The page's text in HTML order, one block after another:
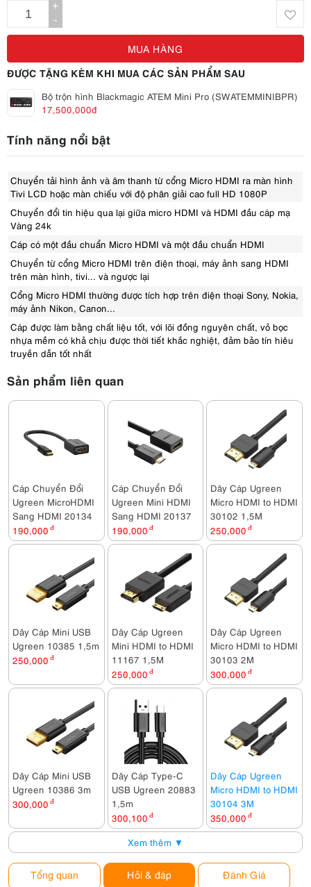
+
-
MUA HÀNG
ĐƯỢC TẶNG KÈM KHI MUA CÁC SẢN PHẨM SAU
Bộ trộn hình Blackmagic ATEM Mini Pro (SWATEMMINIBPR)
17,500,000đ
Tính năng nổi bật
Chuyển tải hình ảnh và âm thanh từ cổng Micro HDMI ra màn hình
Tivi LCD hoặc màn chiếu với độ phân giải cao full HD 1080P
Chuyển đổi tin hiệu qua lại giữa micro HDMI và HDMI đầu cáp mạ
Vàng 24k
Cáp có một đầu chuẩn Micro HDMI và một đầu chuẩn HDMI
Chuyển từ cổng Micro HDMI trên điện thoại, máy ảnh sang HDMI
trên màn hình, tivi... và ngược lại
Cổng Micro HDMI thường được tích hợp trên điện thoại Sony, Nokia,
máy ảnh Nikon, Canon...
Cáp được làm bằng chất liệu tốt, với lõi đồng nguyên chất, vỏ bọc
nhựa mềm có khả chịu được thời tiết khắc nghiệt, đảm bảo tín hiêu
truyền dẫn tốt nhất
Sản phẩm liên quan
Cáp Chuyển Đổi
Ugreen MicroHDMI
Sang HDMI 20134
190,000 đ
Cáp Chuyển Đổi
Ugreen Mini HDMI
Sang HDMI 20137
190,000 đ
Dây Cáp Ugreen
Micro HDMI to HDMI
30102 1,5M
250,000 đ
Dây Cáp Mini USB
Ugreen 10385 1,5m
250,000 đ
Dây Cáp Ugreen
Mini HDMI to HDMI
11167 1,5M
250,000 đ
Dây Cáp Ugreen
Micro HDMI to HDMI
30103 2M
300,000 đ
Dây Cáp Mini USB
Ugreen 10386 3m
300,000 đ
Dây Cáp Type-C
USB Ugreen 20883
1,5m
300,100 đ
Dây Cáp Ugreen
Micro HDMI to HDMI
30104 3M
350,000 đ
Xem thêm ▼
Tổng quan Hỏi & đáp Đánh Giá